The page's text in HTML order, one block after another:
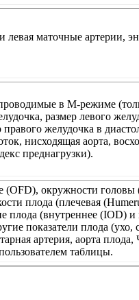
маточные артерии,
в М-режиме
размер левого
желудочка в
нисходящая аорта,
преднагрузки).
(OFD), окружности
плода (плечевая
плода (внутреннее (IOD)
показатели плода (ухо,
артерия, аорта
таблицы.